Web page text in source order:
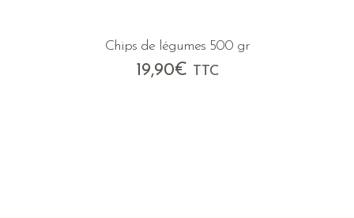
Chips de légumes 500 gr
19,90€ TTC